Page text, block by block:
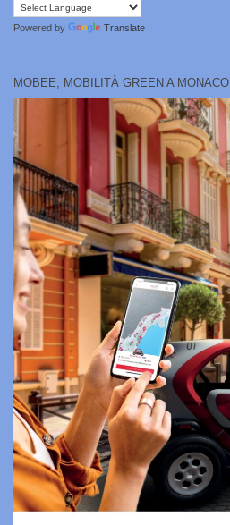
Powered by Translate
MOBEE, MOBILITÀ GREEN A MONACO